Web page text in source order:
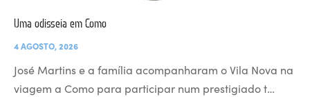
Uma odisseia em Como
4 AGOSTO, 2026
José Martins e a família acompanharam o Vila Nova na
viagem a Como para participar num prestigiado t…